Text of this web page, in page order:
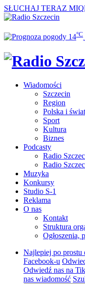
SŁUCHAJ TERAZ
14°C
Wiadomości
Szczecin
Region
Polska i świat
Sport
Kultura
Biznes
Podcasty
Radio
Radio
Muzyka
Konkursy
Studio S-1
Reklama
O nas
Kontakt
Struktura
Ogłoszenia,
Najlepiej po prostu
Facebook-u
Odwiedź nas na
nas wiadomość